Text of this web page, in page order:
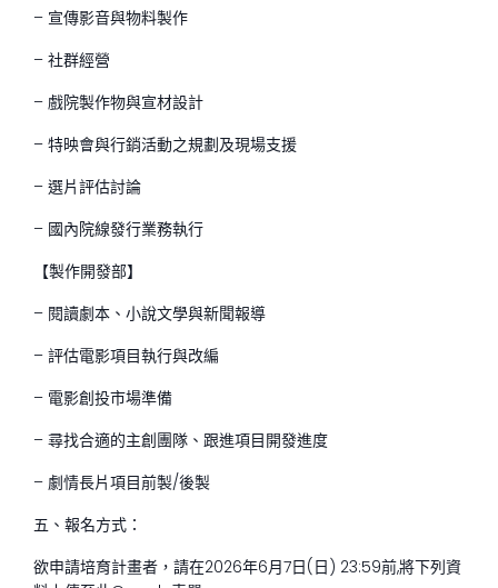
– 宣傳影音與物料製作
– 社群經營
– 戲院製作物與宣材設計
– 特映會與行銷活動之規劃及現場支援
– 選片評估討論
– 國內院線發行業務執行
【製作開發部】
– 閱讀劇本、小說文學與新聞報導
– 評估電影項目執行與改編
– 電影創投市場準備
– 尋找合適的主創團隊、跟進項目開發進度
– 劇情長片項目前製/後製
五、報名方式：
欲申請培育計畫者，請在2026年6月7日(日) 23:59前,將下列資